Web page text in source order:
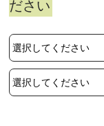
ださい